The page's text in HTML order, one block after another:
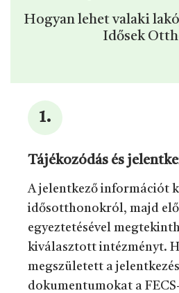
Hogyan lehet valaki
Idősek
Tájékozódás és
A jelentkező információt
idősotthonokról, majd
egyeztetésével
kiválasztott intézményt.
megszületett a
dokumentumokat a